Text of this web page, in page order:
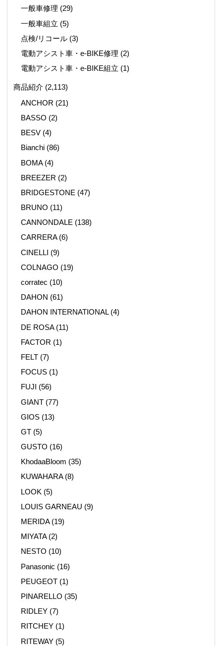
一般車修理 (29)
一般車組立 (5)
点検/リコール (3)
電動アシスト車・e-BIKE修理 (2)
電動アシスト車・e-BIKE組立 (1)
商品紹介 (2,113)
ANCHOR (21)
BASSO (2)
BESV (4)
Bianchi (86)
BOMA(4)
BREEZER (2)
BRIDGESTONE (47)
BRUNO (11)
CANNONDALE (138)
CARRERA(6)
CINELLI (9)
COLNAGO (19)
corratec (10)
DAHON (61)
DAHON INTERNATIONAL(4)
DE ROSA(11)
FACTOR (1)
FELT (7)
FOCUS (1)
FUJI (56)
GIANT (77)
GIOS (13)
GT (5)
GUSTO (16)
KhodaaBloom (35)
KUWAHARA(8)
LOOK (5)
LOUIS GARNEAU (9)
MERIDA(19)
MIYATA(2)
NESTO (10)
Panasonic (16)
PEUGEOT (1)
PINARELLO (35)
RIDLEY (7)
RITCHEY (1)
RITEWAY (5)